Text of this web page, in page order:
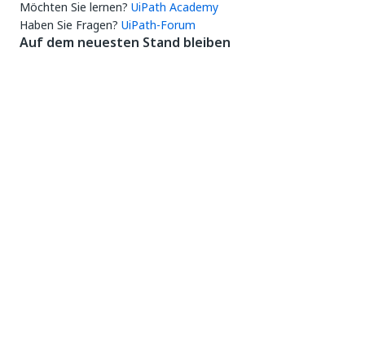
Möchten Sie lernen? UiPath Academy
Haben Sie Fragen? UiPath-Forum
Auf dem neuesten Stand bleiben